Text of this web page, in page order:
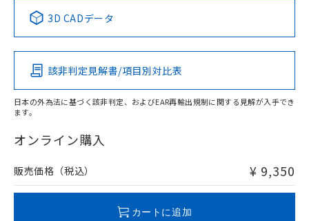
上、n: 24mm以上
検出領域
Pb Hg Cd Cr(VI)
O
在庫等で未対応品が混在する可能性があります。
問い合わせください。
この製品の規格認証/適合状況ページへ
その他の認証はこちらのページからご検索ください
3D CADデータ
該非判定見解書/項目別対比表
日本の外為法に基づく該非判定、およびEAR再輸出規制に関する見解が入手でき
ます。
オンライン購入
販売価格（税込） ¥ 9,350
カートに追加